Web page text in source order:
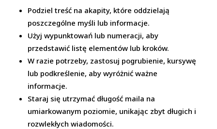
Podziel treść na akapity, które oddzielają
poszczególne myśli lub informacje.
Użyj wypunktowań lub numeracji, aby
przedstawić listę elementów lub kroków.
W razie potrzeby, zastosuj pogrubienie, kursywę
lub podkreślenie, aby wyróżnić ważne
informacje.
Staraj się utrzymać długość maila na
umiarkowanym poziomie, unikając zbyt długich i
rozwlekłych wiadomości.